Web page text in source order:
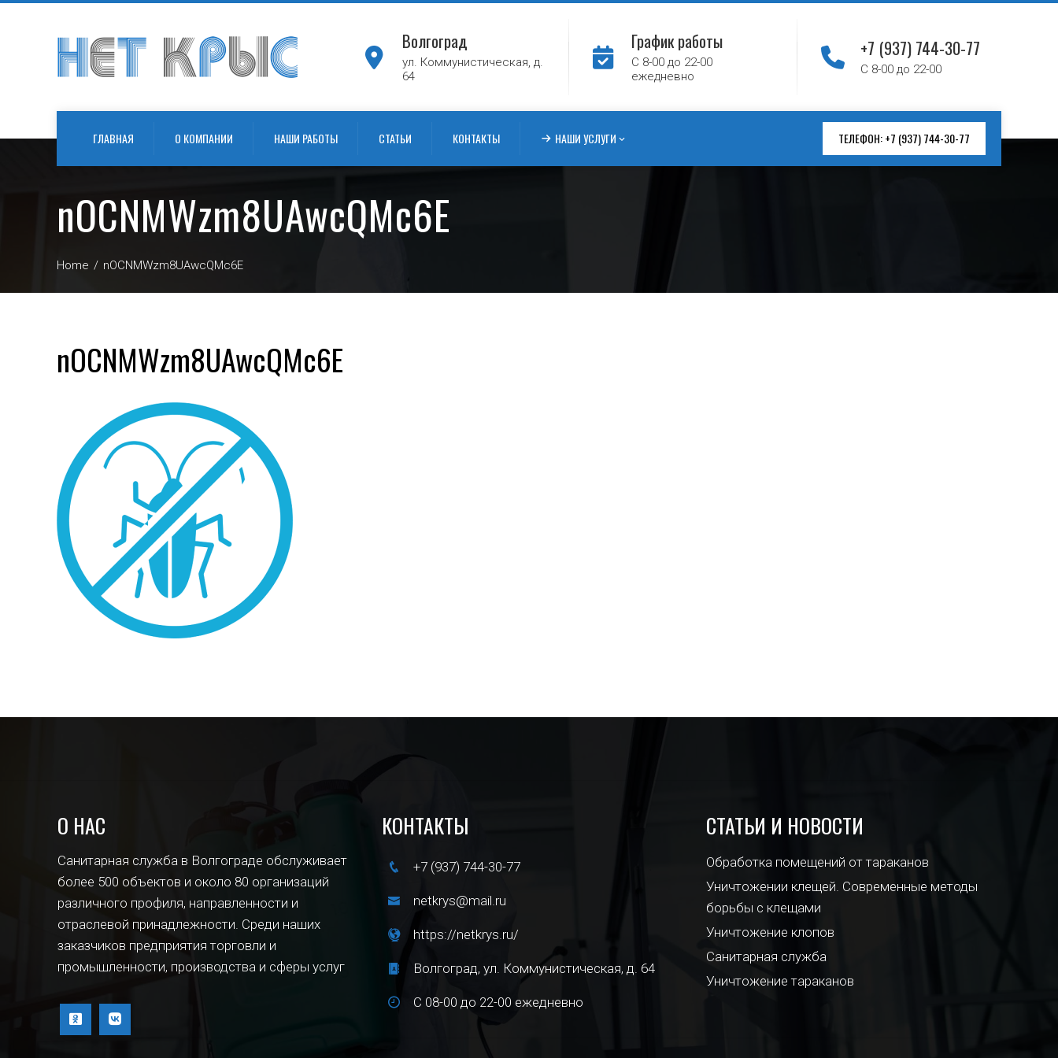
Волгоград
ул. Коммунистическая, д.
64
График работы
С 8-00 до 22-00
ежедневно
+7 (937) 744-30-77
С 8-00 до 22-00
ГЛАВНАЯ О КОМПАНИИ НАШИ РАБОТЫ СТАТЬИ КОНТАКТЫ НАШИ УСЛУГИ ТЕЛЕФОН: +7 (937) 744-30-77
nOCNMWzm8UAwcQMc6E
Home nOCNMWzm8UAwcQMc6E
nOCNMWzm8UAwcQMc6E
О НАС
Санитарная служба в Волгограде обслуживает
более 500 объектов и около 80 организаций
различного профиля, направленности и
отраслевой принадлежности. Среди наших
заказчиков предприятия торговли и
промышленности, производства и сферы услуг
КОНТАКТЫ
+7 (937) 744-30-77
netkrys@mail.ru
https://netkrys.ru/
Волгоград, ул. Коммунистическая, д. 64
С 08-00 до 22-00 ежедневно
СТАТЬИ И НОВОСТИ
Обработка помещений от тараканов
Уничтожении клещей. Современные методы
борьбы с клещами
Уничтожение клопов
Санитарная служба
Уничтожение тараканов